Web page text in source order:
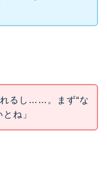
れるし……。まず“な
ね」